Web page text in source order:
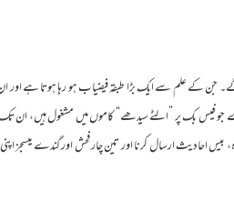
جن کے علم سے ایک بڑا طبقہ فیضیاب ہو رہا ہوتا ہے
فیس بک پر ”الٹے سیدھے“ کاموں میں مشغول ہیں، ان تک
احادیث ارسال کرنا اور تین چار فحش اور گندے میسجز